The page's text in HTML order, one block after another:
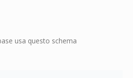
usa questo schema